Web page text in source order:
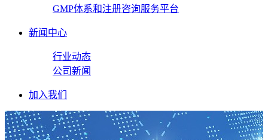
GMP体系和注册咨询服务平台
新闻中心
行业动态
公司新闻
加入我们